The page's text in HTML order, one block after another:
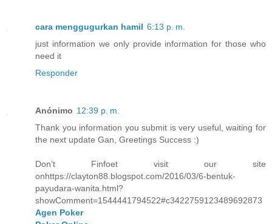
cara menggugurkan hamil 6:13 p. m.
just information we only provide information for those who
need it
Responder
Anónimo 12:39 p. m.
Thank you information you submit is very useful, waiting for
the next update Gan, Greetings Success :)
Don’t Finfoet visit our site
onhttps://clayton88.blogspot.com/2016/03/6-bentuk-
payudara-wanita.html?
showComment=1544441794522#c3422759123489692873
Agen Poker